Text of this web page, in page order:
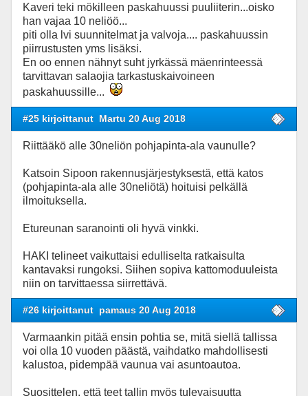
Kaveri teki mökilleen paskahuussi puuliiterin...oisko
han vajaa 10 neliöö...
piti olla lvi suunnitelmat ja valvoja.... paskahuussin
piirrustusten yms lisäksi.
En oo ennen nähnyt suht jyrkässä mäenrinteessä
tarvittavan salaojia tarkastuskaivoineen
paskahuussille...
#25 kirjoittanut Martu 20 Aug 2018
Riittääkö alle 30neliön pohjapinta-ala vaunulle?
Katsoin Sipoon rakennusjärjestyksestä, että katos
(pohjapinta-ala alle 30neliötä) hoituisi pelkällä
ilmoituksella.
Etureunan saranointi oli hyvä vinkki.
HAKI telineet vaikuttaisi edulliselta ratkaisulta
kantavaksi rungoksi. Siihen sopiva kattomoduuleista
niin on tarvittaessa siirrettävä.
#26 kirjoittanut pamaus 20 Aug 2018
Varmaankin pitää ensin pohtia se, mitä siellä tallissa
voi olla 10 vuoden päästä, vaihdatko mahdollisesti
kalustoa, pidempää vaunua vai asuntoautoa.
Suosittelen, että teet tallin myös tulevaisuutta